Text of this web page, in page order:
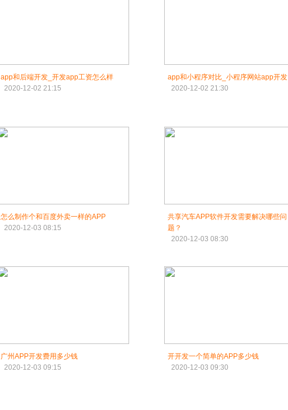
app和后端开发_开发app工资怎么样
2020-12-02 21:15
app和小程序对比_小程序网站app开发
2020-12-02 21:30
怎么制作个和百度外卖一样的APP
2020-12-03 08:15
共享汽车APP软件开发需要解决哪些问
题？
2020-12-03 08:30
广州APP开发费用多少钱
2020-12-03 09:15
开开发一个简单的APP多少钱
2020-12-03 09:30